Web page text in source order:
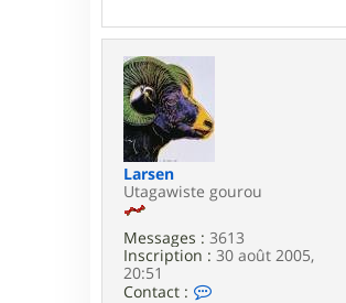
t
a
r
t
a
n
u
Larsen
Utagawiste gourou
Messages : 3613
Inscription : 30 août 2005,
20:51
Contact :